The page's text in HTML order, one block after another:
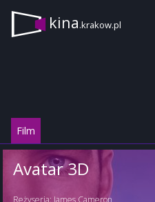
kina.krakow.pl
Film
Avatar 3D
Reżyseria: James Cameron